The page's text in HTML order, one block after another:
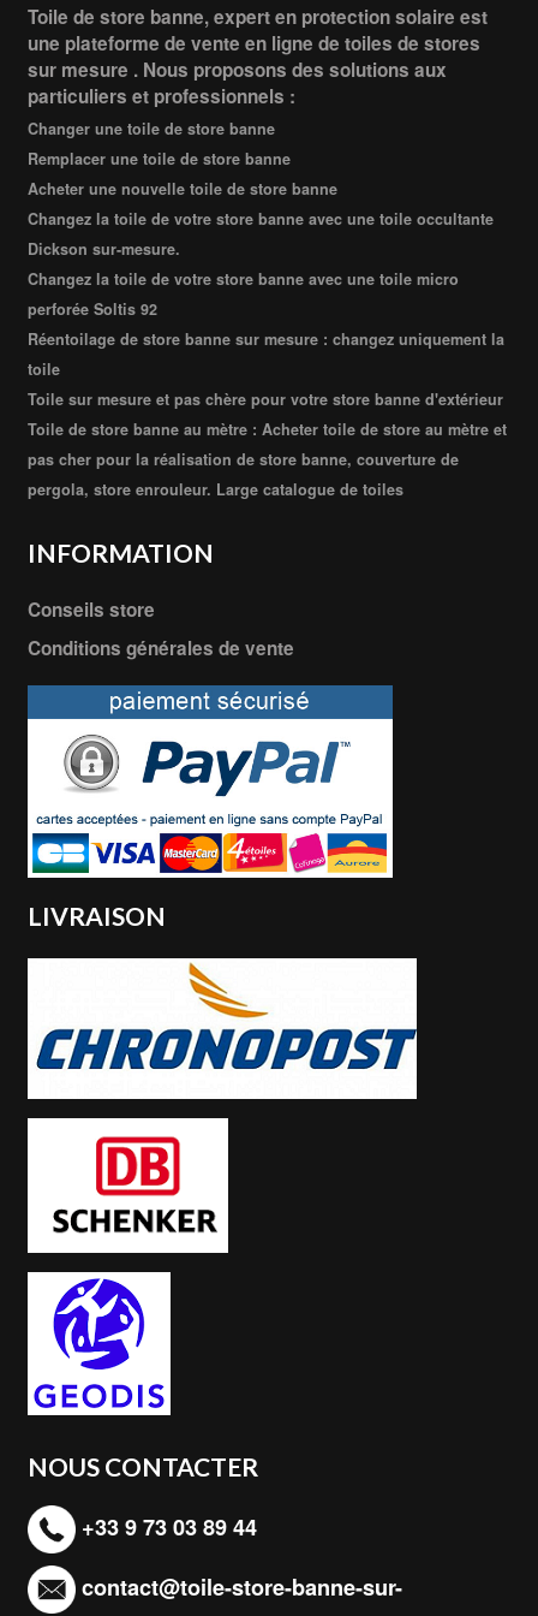
Toile de store banne, expert en protection solaire est
une plateforme de vente en ligne de toiles de stores
sur mesure . Nous proposons des solutions aux
particuliers et professionnels :
Changer une toile de store banne
Remplacer une toile de store banne
Acheter une nouvelle toile de store banne
Changez la toile de votre store banne avec une toile occultante
Dickson sur-mesure.
Changez la toile de votre store banne avec une toile micro
perforée Soltis 92
Réentoilage de store banne sur mesure : changez uniquement la
toile
Toile sur mesure et pas chère pour votre store banne d'extérieur
Toile de store banne au mètre : Acheter toile de store au mètre et
pas cher pour la réalisation de store banne, couverture de
pergola, store enrouleur. Large catalogue de toiles
INFORMATION
Conseils store
Conditions générales de vente
LIVRAISON
NOUS CONTACTER
+33 9 73 03 89 44
contact@toile-store-banne-sur-